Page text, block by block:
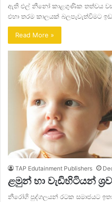
ඇති එල් නීනෝ කාළගුණික තත්වය
එහා තරම කාලයක් බලපැවැත්විමට
Read More »
TAP Edutainment Publishers
ළමුන් හා වැඩිහිටියන්
නීරෝගි පුද්ගලයන් රටක සමාජයට